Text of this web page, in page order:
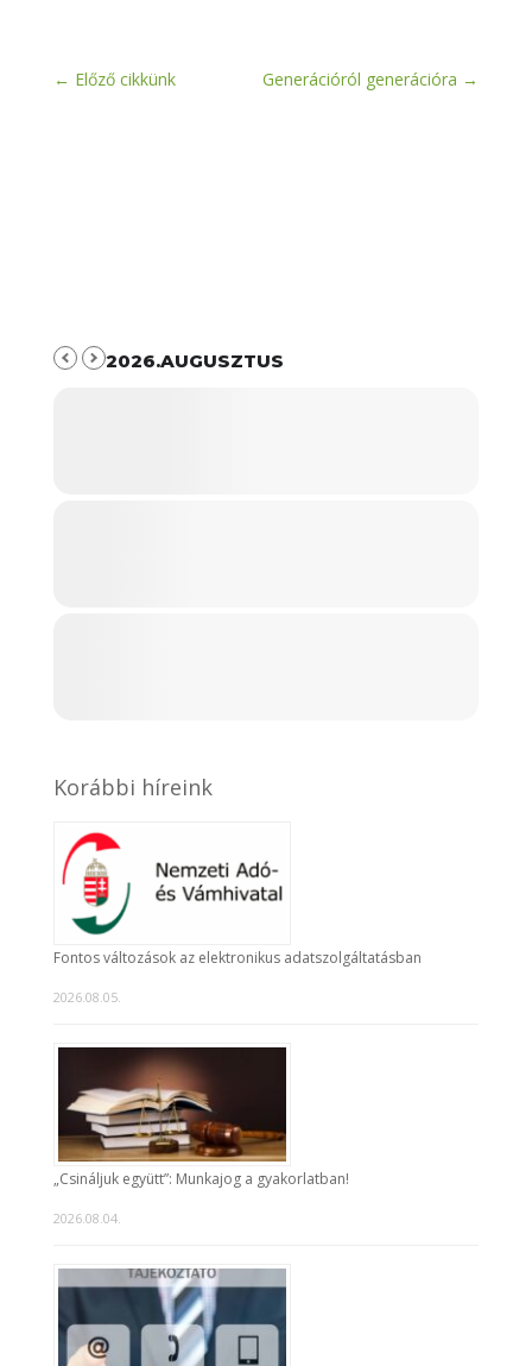
← Előző cikkünk Generációról generációra →
2026.AUGUSZTUS
Korábbi híreink
Fontos változások az elektronikus adatszolgáltatásban
2026.08.05.
„Csináljuk együtt”: Munkajog a gyakorlatban!
2026.08.04.